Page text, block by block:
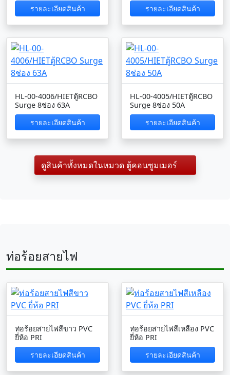
รายละเอียดสินค้า
รายละเอียดสินค้า
HL-00-4006/HIETตู้RCBO
Surge 8ช่อง 63A
รายละเอียดสินค้า
HL-00-4005/HIETตู้RCBO
Surge 8ช่อง 50A
รายละเอียดสินค้า
ดูสินค้าทั้งหมดในหมวด ตู้คอนซูมเมอร์
ท่อร้อยสายไฟ
ท่อร้อยสายไฟสีขาว PVC
ยี่ห้อ PRI
รายละเอียดสินค้า
ท่อร้อยสายไฟสีเหลือง PVC
ยี่ห้อ PRI
รายละเอียดสินค้า